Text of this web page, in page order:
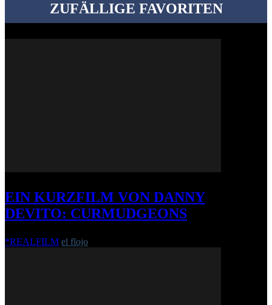
ZUFÄLLIGE FAVORITEN
EIN KURZFILM VON DANNY
DEVITO: CURMUDGEONS
*REALFILM el flojo